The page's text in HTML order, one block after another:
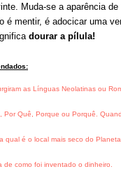
Muda-se a aparência
é mentir, é adocicar uma
dourar a pílula!
as Línguas Neolatinas ou
Por Quê, Porque ou Porquê.
qual é o local mais seco do Planeta
de como foi inventado o dinheiro.